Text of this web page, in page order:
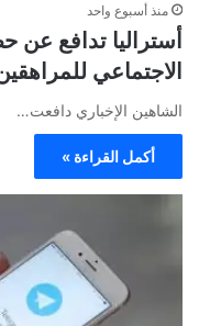
منذ أسبوع واحد
أستراليا تدافع
الاجتماعي
الشاهين الإخباري دافعت…
أكمل القراءة »